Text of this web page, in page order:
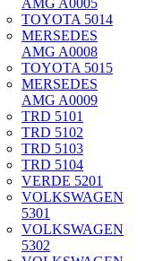
AMG A0005
TOYOTA 5014
MERSEDES
AMG A0008
TOYOTA 5015
MERSEDES
AMG A0009
TRD 5101
TRD 5102
TRD 5103
TRD 5104
VERDE 5201
VOLKSWAGEN
5301
VOLKSWAGEN
5302